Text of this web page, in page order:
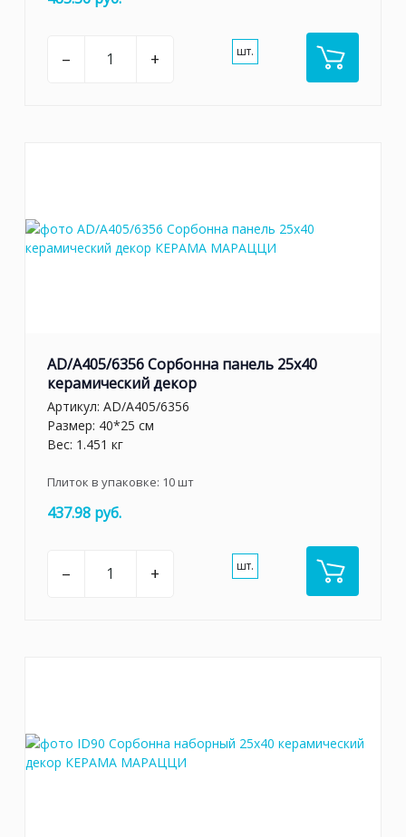
– + шт.
AD/A405/6356 Сорбонна панель 25x40
керамический декор
Артикул: AD/A405/6356
Размер: 40*25 см
Вес: 1.451 кг
Плиток в упаковке: 10шт
437.98 руб.
– + шт.